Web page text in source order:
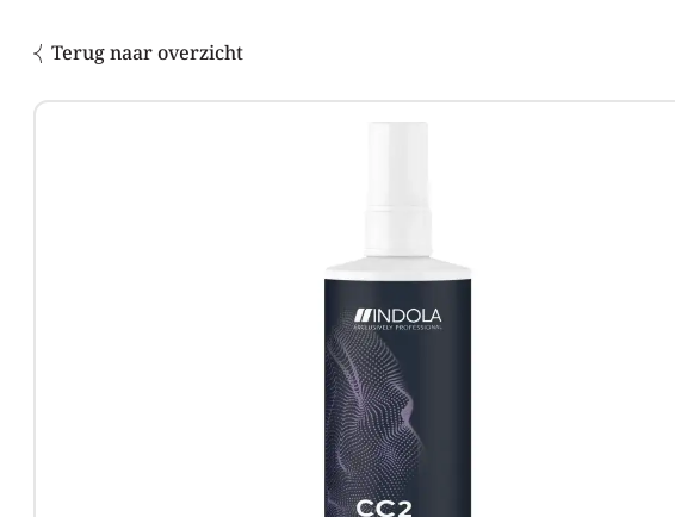
Terug naar overzicht